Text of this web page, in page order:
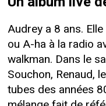
Audrey a 8 ans.
ou A-ha à la radio
walkman. Dans le
Souchon, Renaud,
tubes des années